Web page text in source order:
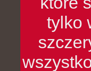
tylko